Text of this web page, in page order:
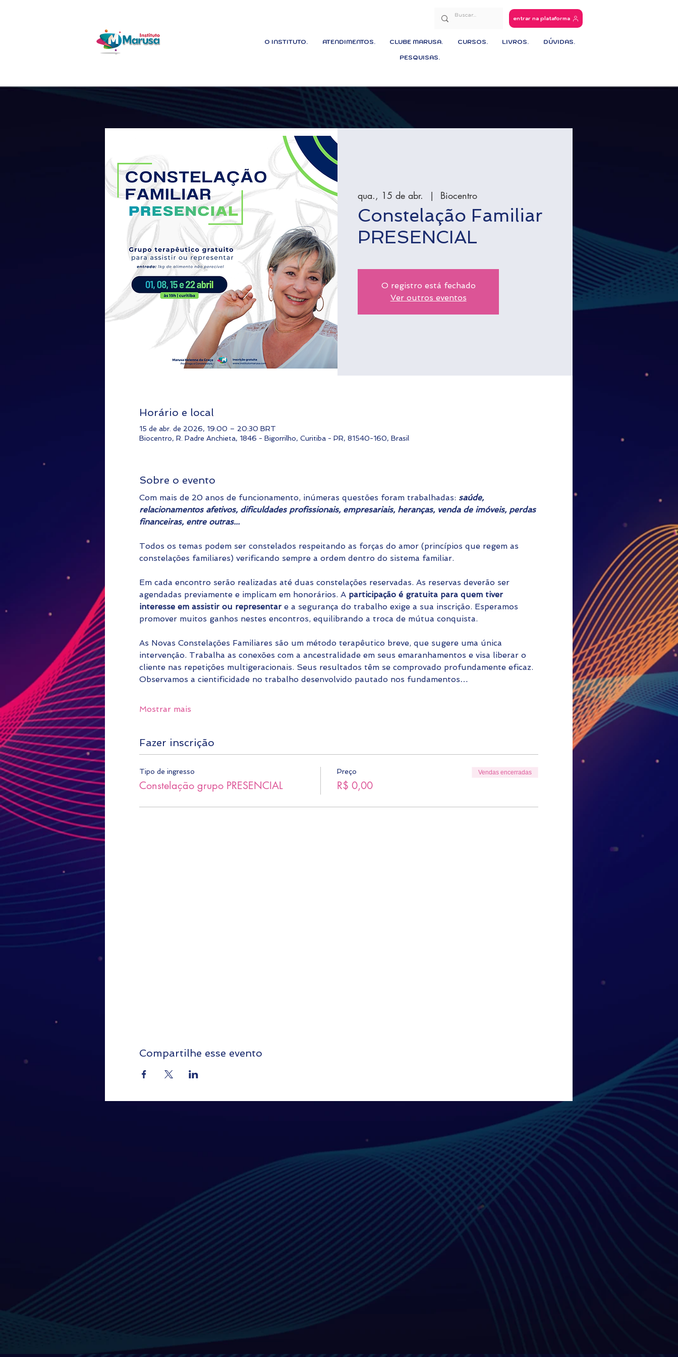
entrar na plataforma
O INSTITUTO. ATENDIMENTOS. CLUBE MARUSA. CURSOS. LIVROS. DÚVIDAS.
PESQUISAS.
qua., 15 de abr.
  |
Biocentro
Constelação Familiar
PRESENCIAL
O registro está fechado
Ver outros eventos
Horário e local
15 de abr. de 2026, 19:00 – 20:30 BRT
Biocentro, R. Padre Anchieta, 1846 - Bigorrilho, Curitiba - PR, 81540-160, Brasil
Sobre o evento
Com mais de 20 anos de funcionamento, inúmeras questões foram trabalhadas: saúde,
relacionamentos afetivos, dificuldades profissionais, empresariais, heranças, venda de imóveis, perdas
financeiras, entre outras...
Todos os temas podem ser constelados respeitando as forças do amor (princípios que regem as
constelações familiares) verificando sempre a ordem dentro do sistema familiar.
Em cada encontro serão realizadas até duas constelações reservadas. As reservas deverão ser
agendadas previamente e implicam em honorários. A participação é gratuita para quem tiver
interesse em assistir ou representar e a segurança do trabalho exige a sua inscrição. Esperamos
promover muitos ganhos nestes encontros, equilibrando a troca de mútua conquista.
As Novas Constelações Familiares são um método terapêutico breve, que sugere uma única
intervenção. Trabalha as conexões com a ancestralidade em seus emaranhamentos e visa liberar o
cliente nas repetições multigeracionais. Seus resultados têm se comprovado profundamente eficaz.
Observamos a cientificidade no trabalho desenvolvido pautado nos fundamentos…
Mostrar mais
Fazer inscrição
Tipo de ingresso
Constelação grupo PRESENCIAL
Preço
R$ 0,00
Vendas encerradas
Compartilhe esse evento